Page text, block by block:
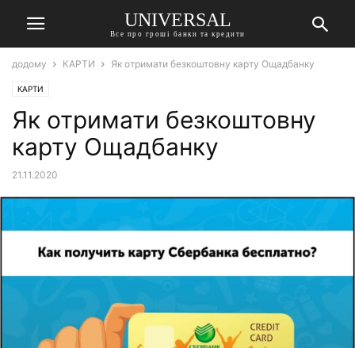
UNIVERSAL
Все про гроші банки та кредити
додому КАРТИ Як отримати безкоштовну карту Ощадбанку
КАРТИ
Як отримати безкоштовну
карту Ощадбанку
21.11.2020